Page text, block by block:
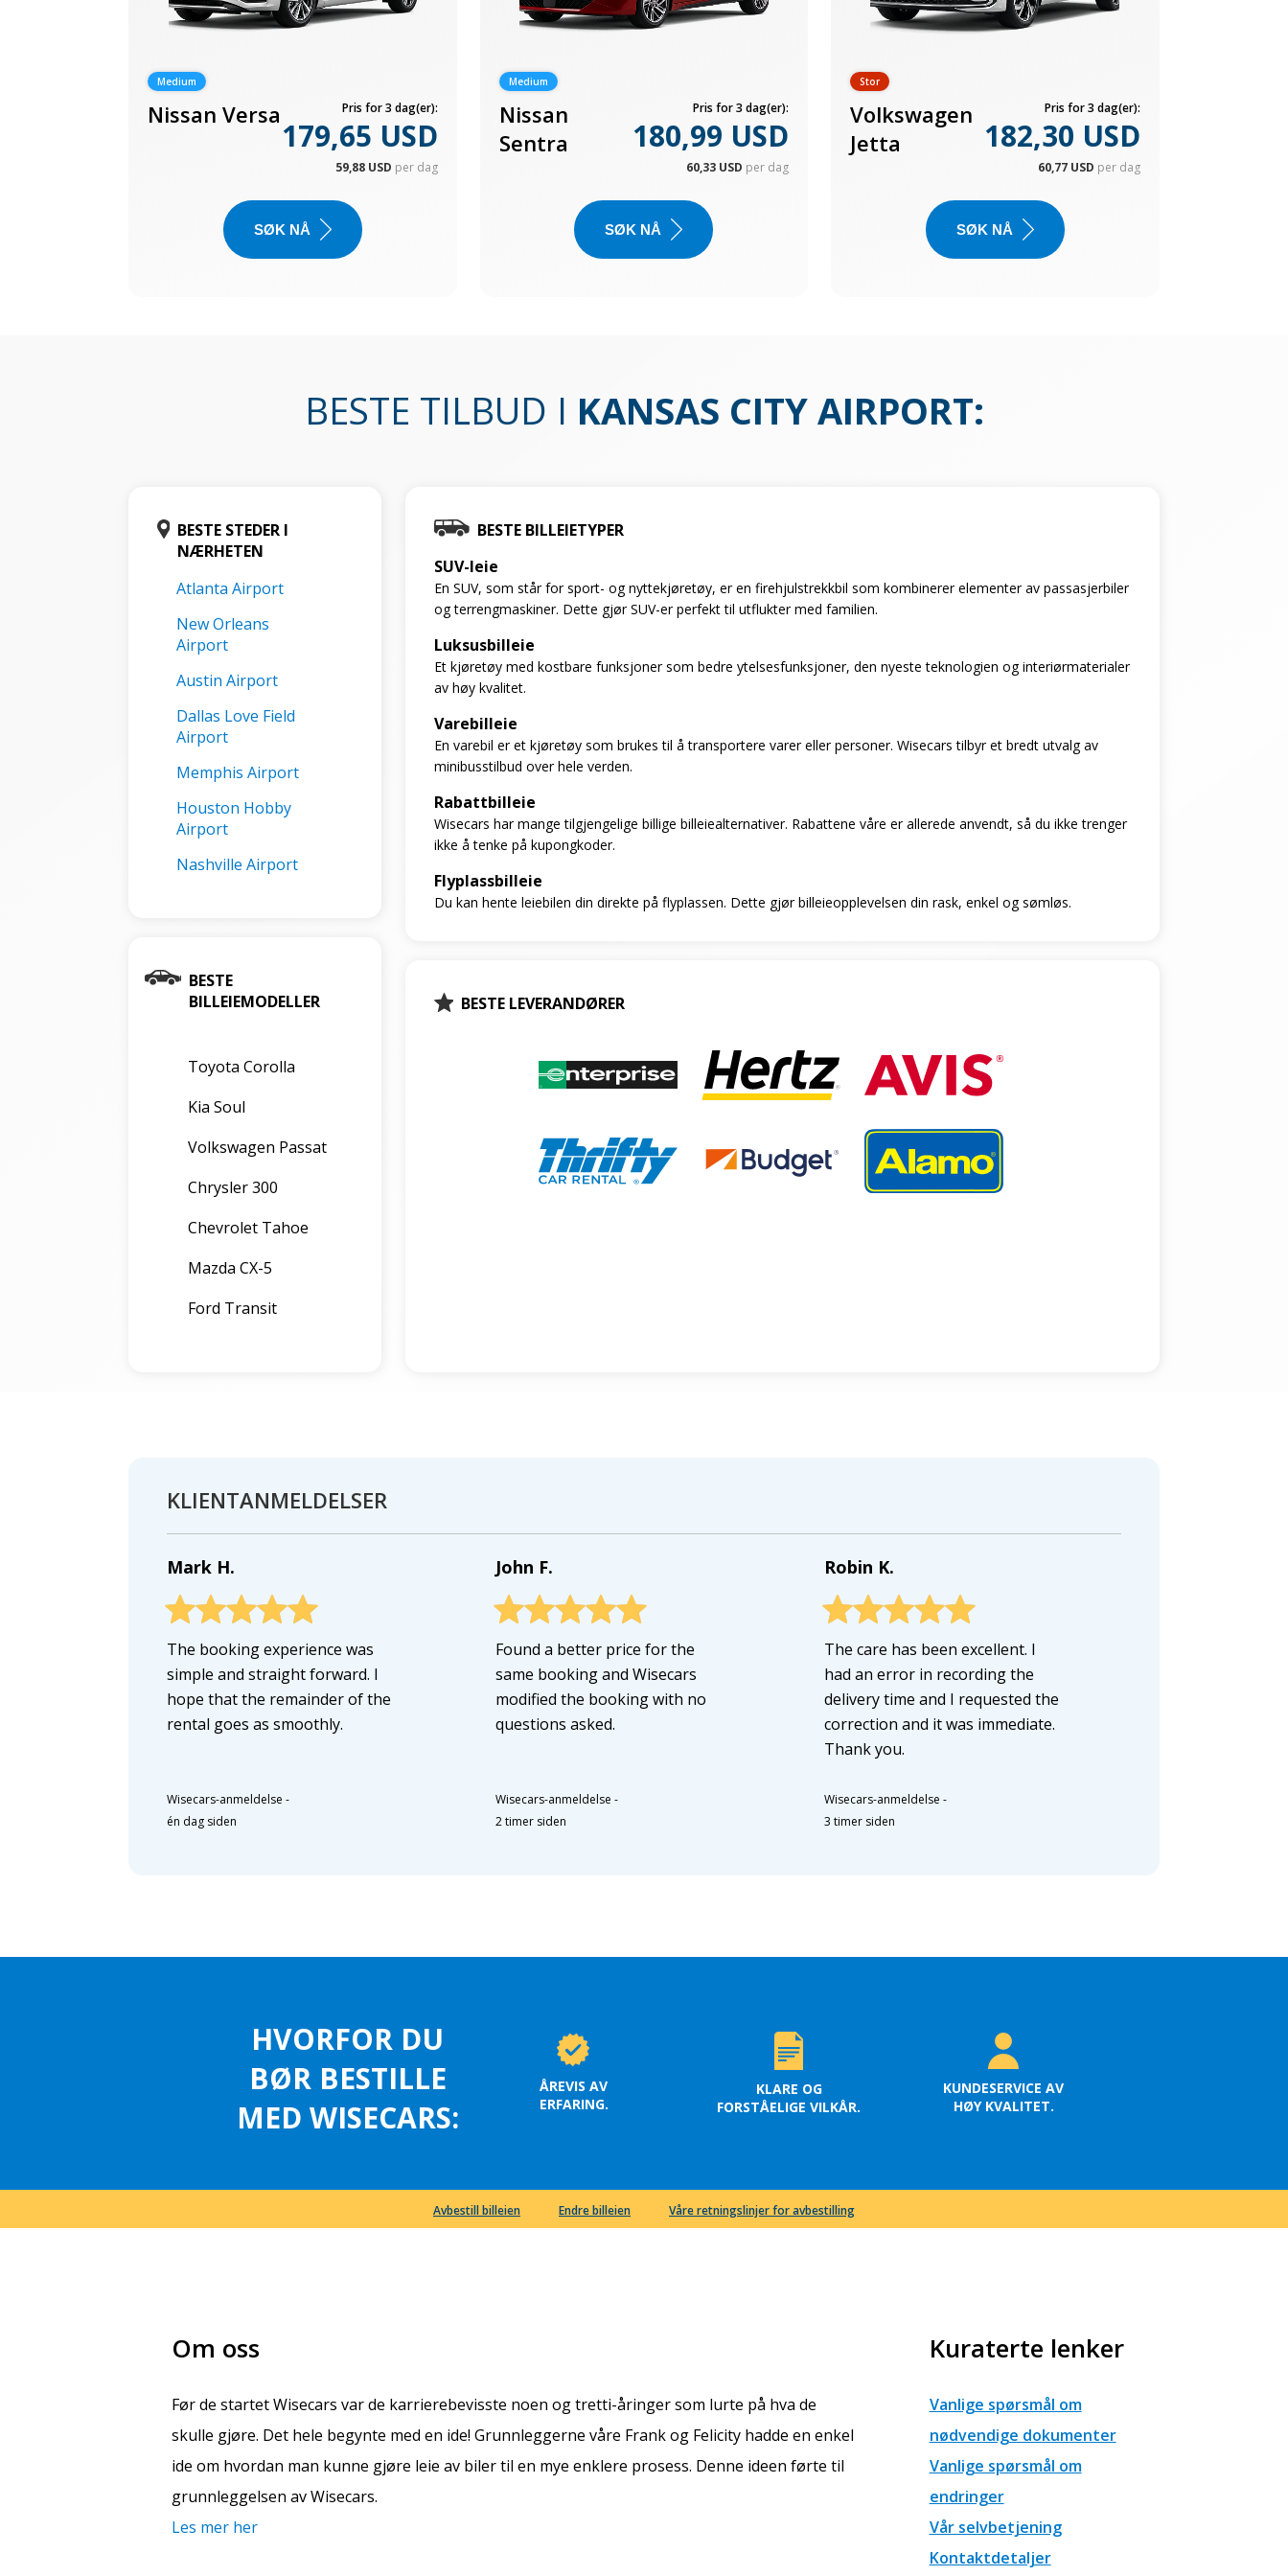
Medium
Nissan Versa Pris for 3 dag(er):
179,65 USD
59,88 USD per dag
SØK NÅ
Medium
Nissan
Sentra
Pris for 3 dag(er):
180,99 USD
60,33 USD per dag
SØK NÅ
Stor
Volkswagen
Jetta
Pris for 3 dag(er):
182,30 USD
60,77 USD per dag
SØK NÅ
BESTE TILBUD I KANSAS CITY AIRPORT:
BESTE STEDER I
NÆRHETEN
Atlanta Airport
New Orleans
Airport
Austin Airport
Dallas Love Field
Airport
Memphis Airport
Houston Hobby
Airport
Nashville Airport
BESTE
BILLEIEMODELLER
Toyota Corolla
Kia Soul
Volkswagen Passat
Chrysler 300
Chevrolet Tahoe
Mazda CX-5
Ford Transit
BESTE BILLEIETYPER
SUV-leie
En SUV, som står for sport- og nyttekjøretøy, er en firehjulstrekkbil som kombinerer elementer av passasjerbiler
og terrengmaskiner. Dette gjør SUV-er perfekt til utflukter med familien.
Luksusbilleie
Et kjøretøy med kostbare funksjoner som bedre ytelsesfunksjoner, den nyeste teknologien og interiørmaterialer
av høy kvalitet.
Varebilleie
En varebil er et kjøretøy som brukes til å transportere varer eller personer. Wisecars tilbyr et bredt utvalg av
minibusstilbud over hele verden.
Rabattbilleie
Wisecars har mange tilgjengelige billige billeiealternativer. Rabattene våre er allerede anvendt, så du ikke trenger
ikke å tenke på kupongkoder.
Flyplassbilleie
Du kan hente leiebilen din direkte på flyplassen. Dette gjør billeieopplevelsen din rask, enkel og sømløs.
BESTE LEVERANDØRER
KLIENTANMELDELSER
Mark H.
The booking experience was
simple and straight forward. I
hope that the remainder of the
rental goes as smoothly.
Wisecars-anmeldelse -
én dag siden
John F.
Found a better price for the
same booking and Wisecars
modified the booking with no
questions asked.
Wisecars-anmeldelse -
2 timer siden
Robin K.
The care has been excellent. I
had an error in recording the
delivery time and I requested the
correction and it was immediate.
Thank you.
Wisecars-anmeldelse -
3 timer siden
HVORFOR DU
BØR BESTILLE
MED WISECARS:
ÅREVIS AV
ERFARING.
KLARE OG
FORSTÅELIGE VILKÅR.
KUNDESERVICE AV
HØY KVALITET.
Avbestill billeien Endre billeien Våre retningslinjer for avbestilling
Om oss
Før de startet Wisecars var de karrierebevisste noen og tretti-åringer som lurte på hva de
skulle gjøre. Det hele begynte med en ide! Grunnleggerne våre Frank og Felicity hadde en enkel
ide om hvordan man kunne gjøre leie av biler til en mye enklere prosess. Denne ideen førte til
grunnleggelsen av Wisecars.
Les mer her
Kuraterte lenker
Vanlige spørsmål om
nødvendige dokumenter
Vanlige spørsmål om
endringer
Vår selvbetjening
Kontaktdetaljer